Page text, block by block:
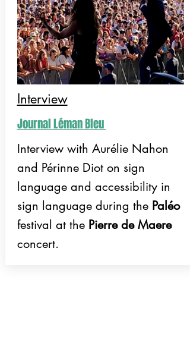
Interview
Journal Léman Bleu
Interview with Aurélie Nahon
and Périnne Diot on sign
language and accessibility in
sign language during the Paléo
festival at the Pierre de Maere
concert.